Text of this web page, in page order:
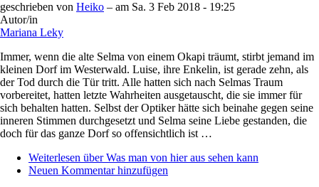
geschrieben von Heiko – am Sa. 3 Feb 2018 - 19:25
Autor/in
Mariana Leky
Immer, wenn die alte Selma von einem Okapi träumt, stirbt jemand im
kleinen Dorf im Westerwald. Luise, ihre Enkelin, ist gerade zehn, als
der Tod durch die Tür tritt. Alle hatten sich nach Selmas Traum
vorbereitet, hatten letzte Wahrheiten ausgetauscht, die sie immer für
sich behalten hatten. Selbst der Optiker hätte sich beinahe gegen seine
inneren Stimmen durchgesetzt und Selma seine Liebe gestanden, die
doch für das ganze Dorf so offensichtlich ist …
Weiterlesen über Was man von hier aus sehen kann
Neuen Kommentar hinzufügen